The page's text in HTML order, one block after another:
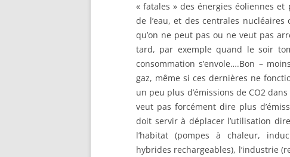
« fatales » des énergies éoliennes
de l’eau, et des centrales
qu’on ne peut pas ou ne veut pas
tard, par exemple quand le soir
consommation s’envole….Bon –
gaz, même si ces dernières ne
un peu plus d’émissions de CO2
veut pas forcément dire plus
doit servir à déplacer l’utilisation
l’habitat (pompes à chaleur,
hybrides rechargeables), l’industrie